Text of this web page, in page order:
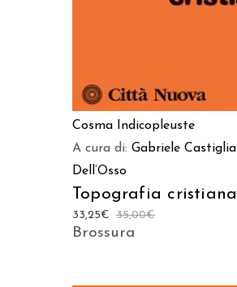
Cosma Indicopleuste
A cura di: Gabriele Castiglia
Dell’Osso
Topografia cristiana
35,00€
33,25€
Brossura